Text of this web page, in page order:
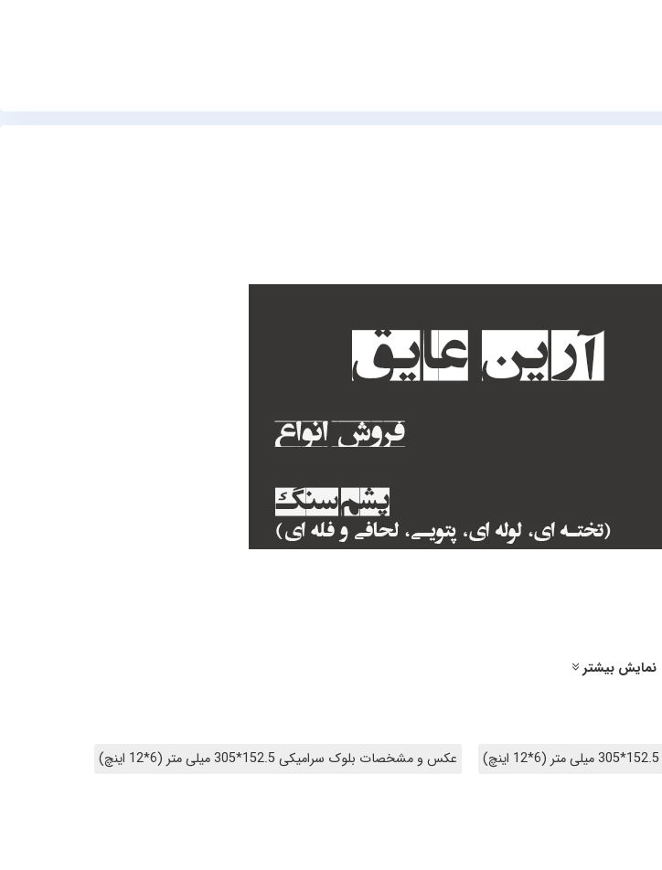
نمایش بیشتر
عکس و مشخصات بلوک سرامیکی 152.5*305 میلی متر (6*12 اینچ)